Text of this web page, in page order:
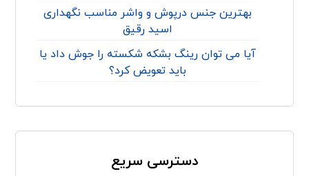
بهترین جنس درپوش و واشر مناسب نگهداری
اسید رقیق
آیا می توان رینگ بشکه شکسته را جوش داد یا
باید تعویض کرد؟
دسترسی سریع